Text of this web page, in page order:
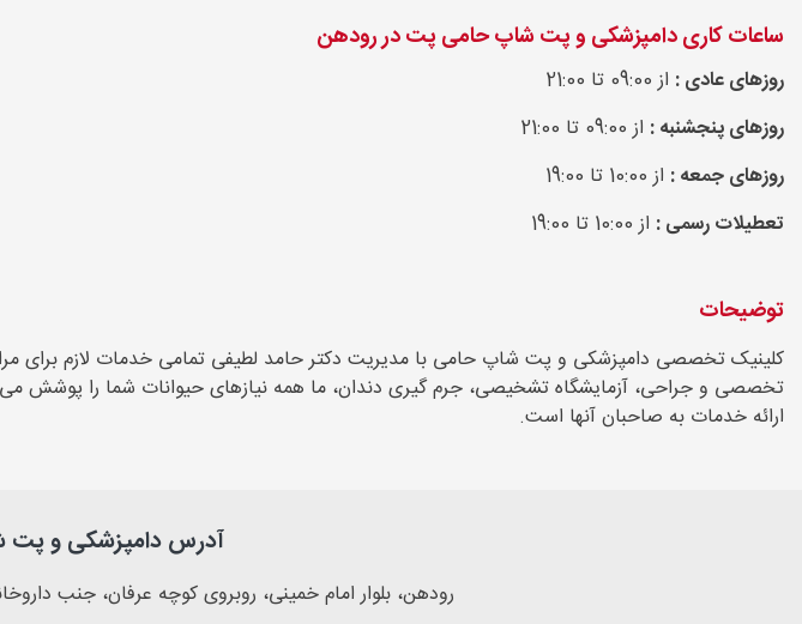
ساعات کاری دامپزشکی و پت شاپ حامی پت در رودهن
روزهای عادی : از 09:00 تا 21:00
روزهای پنجشنبه : از 09:00 تا 21:00
روزهای جمعه : از 10:00 تا 19:00
تعطیلات رسمی : از 10:00 تا 19:00
توضیحات
کلینیک تخصصی دامپزشکی و پت شاپ حامی با مدیریت دکتر حامد لطیفی تمامی خدمات لازم برای
تخصصی و جراحی‌، آزمایشگاه تشخیصی، جرم گیری دندان، ما همه نیازهای حیوانات شما را پوشش
ارائه خدمات به صاحبان آنها است.
آدرس دامپزشکی و
رودهن، بلوار امام خمینی، روبروی کوچه عرفان، جنب